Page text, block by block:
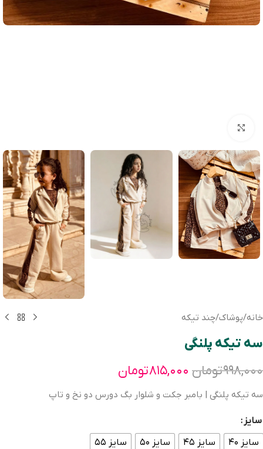
خانه/پوشاک/چند تیکه
سه تیکه پلنگی
۹۹۸,۰۰۰تومان ۸۱۵,۰۰۰تومان
سه تیکه پلنگی | بامبر جکت و شلوار بگ دورس دو نخ و تاپ
سایز
سایز ۴۰
سایز ۴۵ سایز ۵۰ سایز ۵۵